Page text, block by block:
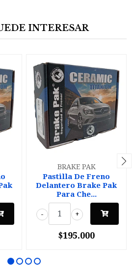
INTERESAR
BRAKE PAK
Pastilla De Freno
Delantero Brake Pak
Para Che...
+
-
$195.000